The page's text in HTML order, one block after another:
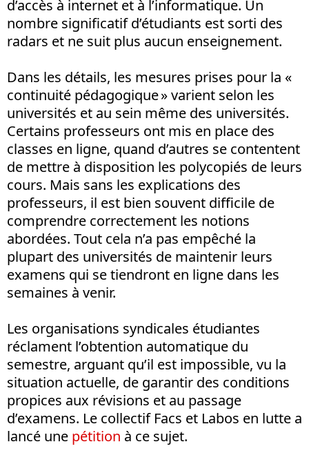
d’accès à internet et à l’informatique. Un
nombre significatif d’étudiants est sorti des
radars et ne suit plus aucun enseignement.
Dans les détails, les mesures prises pour la «
continuité pédagogique » varient selon les
universités et au sein même des universités.
Certains professeurs ont mis en place des
classes en ligne, quand d’autres se contentent
de mettre à disposition les polycopiés de leurs
cours. Mais sans les explications des
professeurs, il est bien souvent difficile de
comprendre correctement les notions
abordées. Tout cela n’a pas empêché la
plupart des universités de maintenir leurs
examens qui se tiendront en ligne dans les
semaines à venir.
Les organisations syndicales étudiantes
réclament l’obtention automatique du
semestre, arguant qu’il est impossible, vu la
situation actuelle, de garantir des conditions
propices aux révisions et au passage
d’examens. Le collectif Facs et Labos en lutte a
lancé une pétition à ce sujet.